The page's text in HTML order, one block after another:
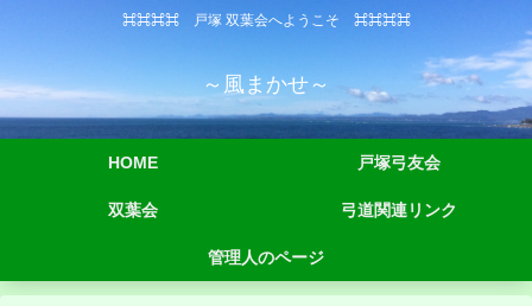
⌘⌘⌘⌘ 戸塚 双葉会へようこそ ⌘⌘⌘⌘
～風まかせ～
HOME 戸塚弓友会
双葉会 弓道関連リンク
管理人のページ